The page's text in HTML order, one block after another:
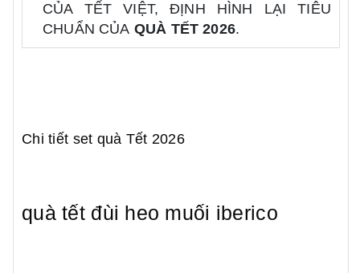
CỦA TẾT VIỆT, ĐỊNH HÌNH LẠI TIÊU
CHUẨN CỦA QUÀ TẾT 2026.
Chi tiết set quà Tết 2026
quà tết đùi heo muối iberico